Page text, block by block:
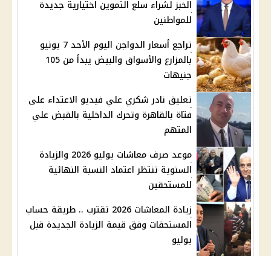
الخبز لشراء سلع التموين اختيارية جديدة
للمواطنين
تراجع أسعار الدواجن اليوم الأحد 7 يونيو
بالمزارع والأسواق والبيض يبدأ من 105
جنيهات
تعليق نادر شكري علي فيديو الاعتداء على
فتاة بالقاهرة وتحرك الداخلية بالقبض علي
المتهم
موعد صرف معاشات يوليو 2026 والزيادة
السنوية تنتظر اعتماد النسبة النهائية
للمستحقين
زيادة المعاشات 2026 تقترب .. طريقة حساب
المستحقات وفق قيمة الزيادة الجديدة قبل
يوليو